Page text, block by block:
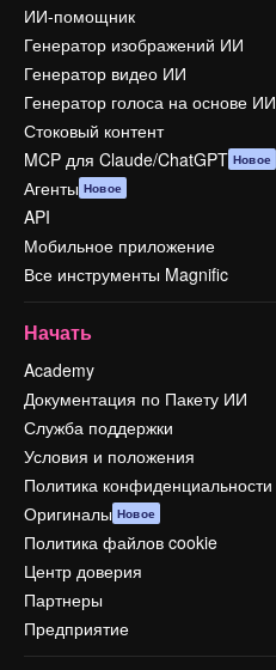
ИИ-помощник
Генератор изображений ИИ
Генератор видео ИИ
Генератор голоса на основе ИИ
Стоковый контент
MCP для Claude/ChatGPT Новое
Агенты Новое
API
Мобильное приложение
Все инструменты Magnific
Начать
Academy
Документация по Пакету ИИ
Служба поддержки
Условия и положения
Политика конфиденциальности
Оригиналы Новое
Политика файлов cookie
Центр доверия
Партнеры
Предприятие